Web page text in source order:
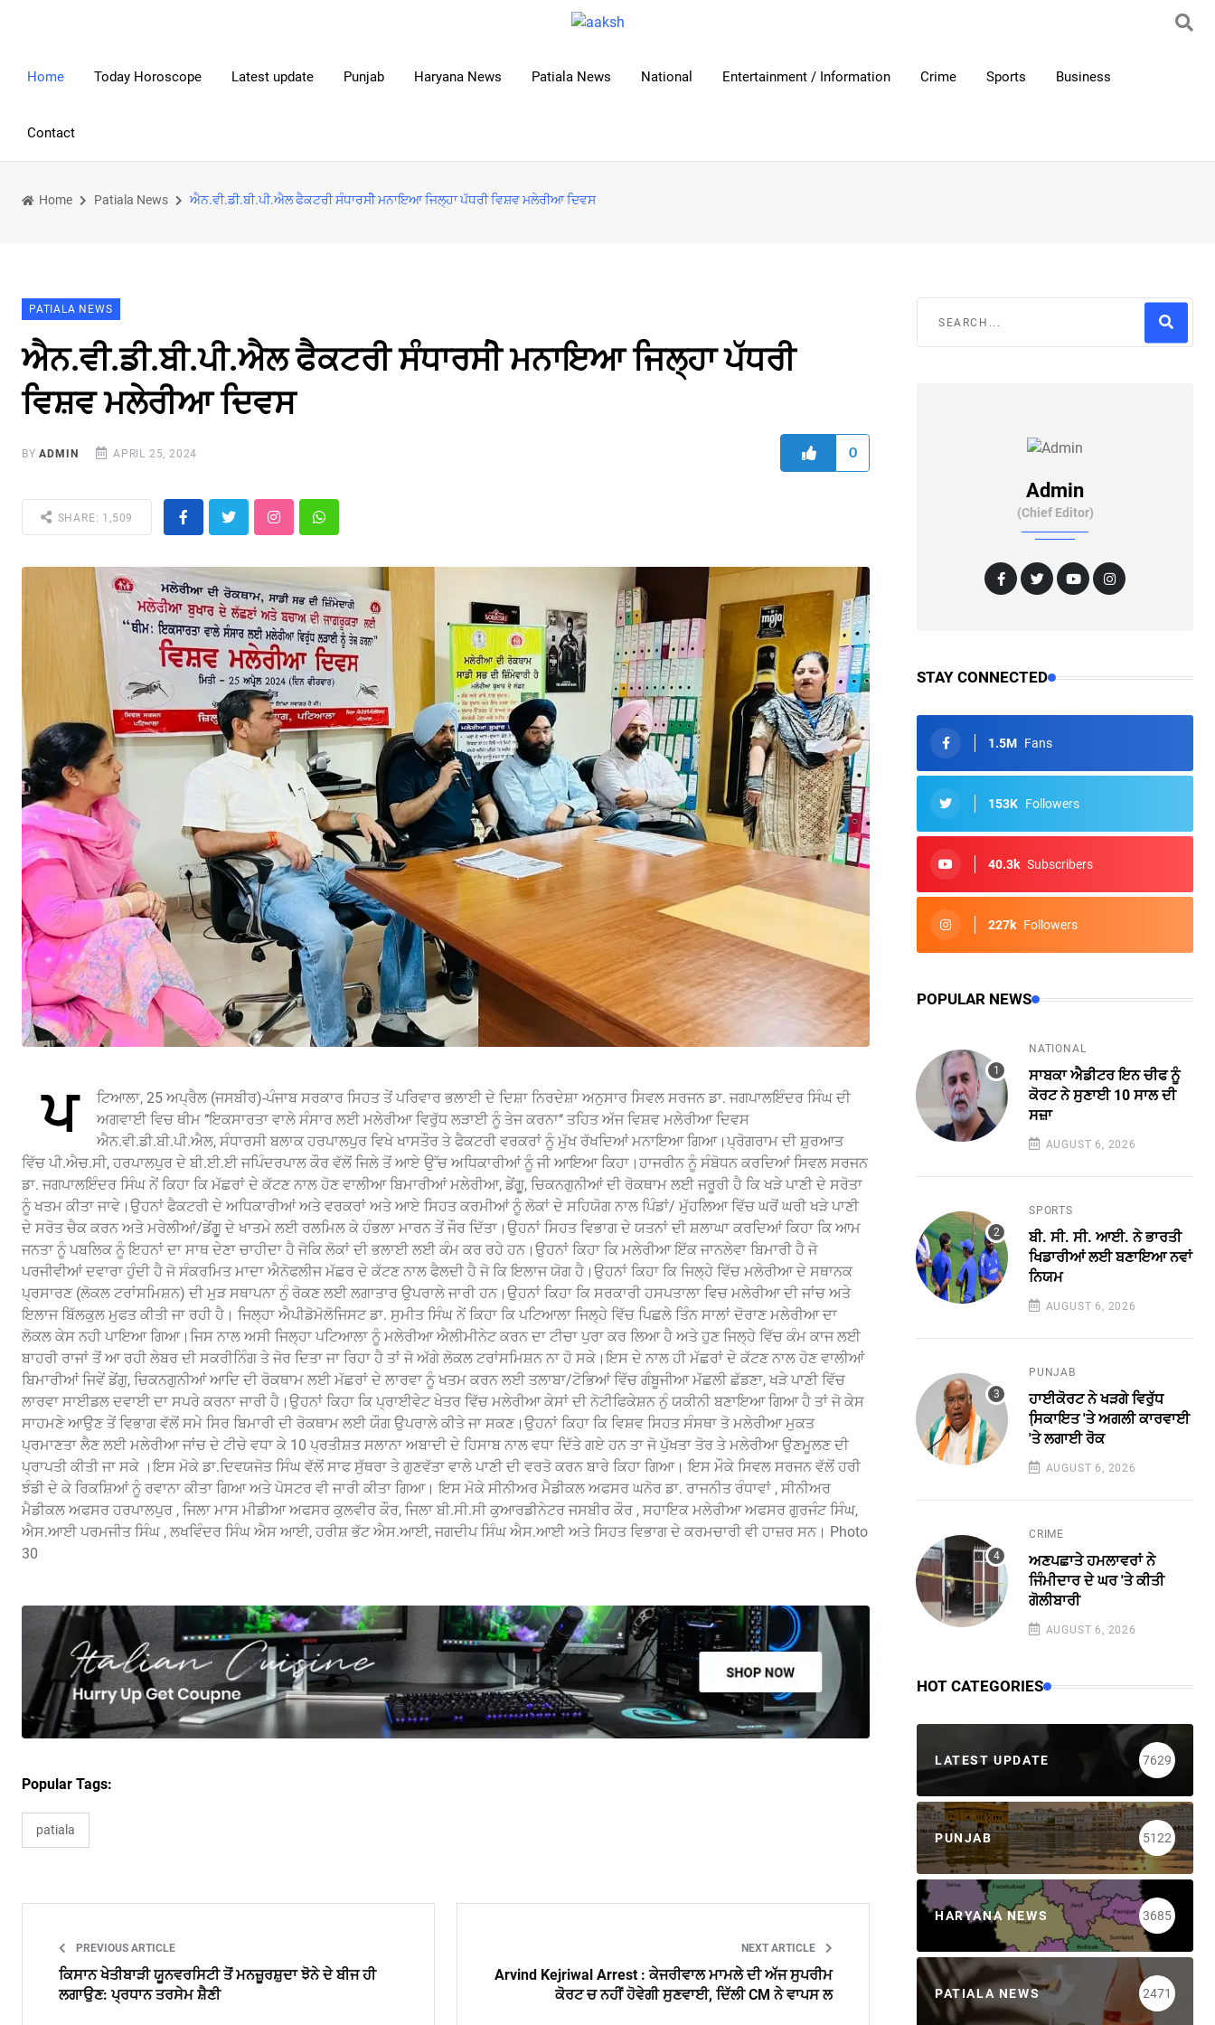
Home Today Horoscope Latest update Punjab Haryana News Patiala News National Entertainment / Information Crime Sports Business
Contact
Home Patiala News ਐਨ.ਵੀ.ਡੀ.ਬੀ.ਪੀ.ਐਲ ਫੈਕਟਰੀ ਸੰਧਾਰਸੀੇ ਮਨਾਇਆ ਜਿਲ੍ਹਾ ਪੱਧਰੀ ਵਿਸ਼ਵ ਮਲੇਰੀਆ ਦਿਵਸ
PATIALA NEWS
ਐਨ.ਵੀ.ਡੀ.ਬੀ.ਪੀ.ਐਲ ਫੈਕਟਰੀ ਸੰਧਾਰਸੀੇ ਮਨਾਇਆ ਜਿਲ੍ਹਾ ਪੱਧਰੀ
ਵਿਸ਼ਵ ਮਲੇਰੀਆ ਦਿਵਸ
BYADMIN APRIL 25, 2024 0
SHARE: 1,509
ਪ
ਟਿਆਲਾ, 25 ਅਪ੍ਰੈਲ (ਜਸਬੀਰ)-ਪੰਜਾਬ ਸਰਕਾਰ ਸਿਹਤ ਤੇਂ ਪਰਿਵਾਰ ਭਲਾਈ ਦੇ ਦਿਸ਼ਾ ਨਿਰਦੇਸ਼ਾ ਅਨੁਸਾਰ ਸਿਵਲ ਸਰਜਨ ਡਾ. ਜਗਪਾਲਇੰਦਰ ਸਿੰਘ ਦੀ
ਅਗਵਾਈ ਵਿਚ ਥੀਮ ‘‘ਇਕਸਾਰਤਾ ਵਾਲੇ ਸੰਸਾਰ ਲਈ ਮਲੇਰੀਆ ਵਿਰੁੱਧ ਲੜਾਈ ਨੂੰ ਤੇਜ ਕਰਨਾ‘‘ ਤਹਿਤ ਅੱਜ ਵਿਸ਼ਵ ਮਲੇਰੀਆ ਦਿਵਸ
ਐਨ.ਵੀ.ਡੀ.ਬੀ.ਪੀ.ਐਲ, ਸੰਧਾਰਸੀ ਬਲਾਕ ਹਰਪਾਲਪੁਰ ਵਿਖੇ ਖਾਸਤੌਰ ਤੇ ਫੈਕਟਰੀ ਵਰਕਰਾਂ ਨੂੰ ਮੁੱਖ ਰੱਖਦਿਆਂ ਮਨਾਇਆ ਗਿਆ।ਪ੍ਰੋਗਰਾਮ ਦੀ ਸ਼ੁਰਆਤ
ਵਿੱਚ ਪੀ.ਐਚ.ਸੀ, ਹਰਪਾਲਪੁਰ ਦੇ ਬੀ.ਈ.ਈ ਜਪਿੰਦਰਪਾਲ ਕੌਰ ਵੱਲੋਂ ਜਿਲੇ ਤੋਂ ਆਏ ਉੱਚ ਅਧਿਕਾਰੀਆਂ ਨੂੰ ਜੀ ਆਇਆ ਕਿਹਾ।ਹਾਜਰੀਨ ਨੂੰ ਸੰਬੋਧਨ ਕਰਦਿਆਂ ਸਿਵਲ ਸਰਜਨ
ਡਾ. ਜਗਪਾਲਇੰਦਰ ਸਿੰਘ ਨੇਂ ਕਿਹਾ ਕਿ ਮੱਛਰਾਂ ਦੇ ਕੱਟਣ ਨਾਲ ਹੋਣ ਵਾਲੀਆ ਬਿਮਾਰੀਆਂ ਮਲੇਰੀਆ, ਡੇਂਗੂੁ, ਚਿਕਨਗੁਨੀਆਂ ਦੀ ਰੋਕਥਾਮ ਲਈ ਜਰੂਰੀ ਹੈ ਕਿ ਖੜੇ ਪਾਣੀ ਦੇ ਸਰੋਤਾ
ਨੂੰ ਖਤਮ ਕੀਤਾ ਜਾਵੇ।ਉਹਨਾਂ ਫੈਕਟਰੀ ਦੇ ਅਧਿਕਾਰੀਆਂ ਅਤੇ ਵਰਕਰਾਂ ਅਤੇ ਆਏ ਸਿਹਤ ਕਰਮੀਆਂ ਨੂੰ ਲੋਕਾਂ ਦੇ ਸਹਿਯੋਗ ਨਾਲ ਪਿੰਡਾਂ/ ਮੁੱਹਲਿਆ ਵਿੱਚ ਘਰੋਂ ਘਰੀ ਖੜੇ ਪਾਣੀ
ਦੇ ਸਰੋਤ ਚੈਕ ਕਰਨ ਅਤੇ ਮਰੇਲੀਆਂ/ਡੇਂਗੂੁ ਦੇ ਖਾਤਮੇ ਲਈ ਰਲਮਿਲ ਕੇ ਹੰਭਲਾ ਮਾਰਨ ਤੇਂ ਜੌਰ ਦਿੱਤਾ।ਉਹਨਾਂ ਸਿਹਤ ਵਿਭਾਗ ਦੇ ਯਤਨਾਂ ਦੀ ਸ਼ਲਾਘਾ ਕਰਦਿਆਂ ਕਿਹਾ ਕਿ ਆਮ
ਜਨਤਾ ਨੂੰ ਪਬਲਿਕ ਨੂੰ ਇਹਨਾਂ ਦਾ ਸਾਥ ਦੇਣਾ ਚਾਹੀਦਾ ਹੈ ਜੋਕਿ ਲੋਕਾਂ ਦੀ ਭਲਾਈ ਲਈ ਕੰਮ ਕਰ ਰਹੇ ਹਨ।ਉਹਨਾਂ ਕਿਹਾ ਕਿ ਮਲੇਰੀਆ ਇੱਕ ਜਾਨਲੇਵਾ ਬਿਮਾਰੀ ਹੈ ਜੋ
ਪਰਜੀਵੀਆਂ ਦਵਾਰਾ ਹੁੰਦੀ ਹੈ ਜੋ ਸੰਕਰਮਿਤ ਮਾਦਾ ਐਨੋਫਲੀਜ ਮੱਛਰ ਦੇ ਕੱਟਣ ਨਾਲ ਫੈਲਦੀ ਹੈ ਜੋ ਕਿ ਇਲਾਜ ਯੋਗ ਹੈ।ਉਹਨਾਂ ਕਿਹਾ ਕਿ ਜਿਲ੍ਹੇ ਵਿੱਚ ਮਲੇਰੀਆ ਦੇ ਸਥਾਨਕ
ਪ੍ਰਸਾਰਣ (ਲੋਕਲ ਟਰਾਂਸਮਿਸ਼ਨ) ਦੀ ਮੁੜ ਸਥਾਪਨਾ ਨੁੰ ਰੋਕਣ ਲਈ ਲਗਾਤਾਰ ਉਪਰਾਲੇ ਜਾਰੀ ਹਨ।ਉਹਨਾਂ ਕਿਹਾ ਕਿ ਸਰਕਾਰੀ ਹਸਪਤਾਲਾ ਵਿਚ ਮਲੇਰੀਆ ਦੀ ਜਾਂਚ ਅਤੇ
ਇਲਾਜ ਬਿੱਲਕੁਲ ਮੁਫਤ ਕੀਤੀ ਜਾ ਰਹੀ ਹੈ। ਜਿਲ੍ਹਾ ਐਪੀਡੋਮੋਲੋਜਿਸਟ ਡਾ. ਸੁਮੀਤ ਸਿੰਘ ਨੇਂ ਕਿਹਾ ਕਿ ਪਟਿਆਲਾ ਜਿਲ੍ਹੇ ਵਿੱਚ ਪਿਛਲੇ ਤਿੰਨ ਸਾਲਾਂ ਦੋਰਾਣ ਮਲੇਰੀਆ ਦਾ
ਲੋਕਲ ਕੇਸ ਨਹੀ ਪਾਇਆ ਗਿਆ।ਜਿਸ ਨਾਲ ਅਸੀ ਜਿਲ੍ਹਾ ਪਟਿਆਲਾ ਨੂੰ ਮਲੇਰੀਆ ਐਲੀਮੀਨੇਟ ਕਰਨ ਦਾ ਟੀਚਾ ਪੁਰਾ ਕਰ ਲਿਆ ਹੈ ਅਤੇ ਹੁਣ ਜਿਲ੍ਹੇ ਵਿੱਚ ਕੰਮ ਕਾਜ ਲਈ
ਬਾਹਰੀ ਰਾਜਾਂ ਤੋਂ ਆ ਰਹੀ ਲੇਬਰ ਦੀ ਸਕਰੀਨਿੰਗ ਤੇ ਜੋਰ ਦਿਤਾ ਜਾ ਰਿਹਾ ਹੈ ਤਾਂ ਜੋ ਅੱਗੇ ਲੋਕਲ ਟਰਾਂਸਮਿਸ਼ਨ ਨਾ ਹੋ ਸਕੇ।ਇਸ ਦੇ ਨਾਲ ਹੀ ਮੱਛਰਾਂ ਦੇ ਕੱਟਣ ਨਾਲ ਹੋਣ ਵਾਲੀਆਂ
ਬਿਮਾਰੀਆਂ ਜਿਵੇਂ ਡੇਂਗੁ, ਚਿਕਨਗੁਨੀਆਂ ਆਦਿ ਦੀ ਰੋਕਥਾਮ ਲਈ ਮੱਛਰਾਂ ਦੇ ਲਾਰਵਾ ਨੂੰ ਖਤਮ ਕਰਨ ਲਈ ਤਲਾਬਾ/ਟੋਭਿਆਂ ਵਿੱਚ ਗੰਬੂਜੀਆ ਮੱਛਲੀ ਛੱਡਣਾ, ਖੜੇ ਪਾਣੀ ਵਿੱਚ
ਲਾਰਵਾ ਸਾਈਡਲ ਦਵਾਈ ਦਾ ਸਪਰੇ ਕਰਨਾ ਜਾਰੀ ਹੈ।ਉਹਨਾਂ ਕਿਹਾ ਕਿ ਪ੍ਰਾਈਵੇਟ ਖੇਤਰ ਵਿੱਚ ਮਲੇਰੀਆ ਕੇਸਾਂ ਦੀ ਨੋਟੀਫਿਕੇਸ਼ਨ ਨੁੰ ਯਕੀਨੀ ਬਣਾਇਆ ਗਿਆ ਹੈ ਤਾਂ ਜੋ ਕੇਸ
ਸਾਹਮਣੇ ਆਉਣ ਤੇਂ ਵਿਭਾਗ ਵੱਲੋਂ ਸਮੇ ਸਿਰ ਬਿਮਾਰੀ ਦੀ ਰੋਕਥਾਮ ਲਈ ਯੌਗ ਉਪਰਾਲੇ ਕੀਤੇ ਜਾ ਸਕਣ।ਉਹਨਾਂ ਕਿਹਾ ਕਿ ਵਿਸ਼ਵ ਸਿਹਤ ਸੰਸਥਾ ਤੋ ਮਲੇਰੀਆ ਮੁਕਤ
ਪ੍ਰਮਾਣਤਾ ਲੈਣ ਲਈ ਮਲੇਰੀਆ ਜਾਂਚ ਦੇ ਟੀਚੇ ਵਧਾ ਕੇ 10 ਪ੍ਰਤੀਸ਼ਤ ਸਲਾਨਾ ਅਬਾਦੀ ਦੇ ਹਿਸਾਬ ਨਾਲ ਵਧਾ ਦਿੱਤੇ ਗਏ ਹਨ ਤਾ ਜੋ ਪੁੱਖਤਾ ਤੋਰ ਤੇ ਮਲੇਰੀਆ ਉਣਮੂਲਣ ਦੀ
ਪ੍ਰਾਪਤੀ ਕੀਤੀ ਜਾ ਸਕੇ ।ਇਸ ਮੋਕੇ ਡਾ.ਦਿਵਯਜੋਤ ਸਿੰਘ ਵੱਲੋਂ ਸਾਫ ਸੁੱਥਰਾ ਤੇ ਗੁਣਵੱਤਾ ਵਾਲੇ ਪਾਣੀ ਦੀ ਵਰਤੋ ਕਰਨ ਬਾਰੇ ਕਿਹਾ ਗਿਆ। ਇਸ ਮੌਕੇ ਸਿਵਲ ਸਰਜਨ ਵੱਲੋਂ ਹਰੀ
ਝੰਡੀ ਦੇ ਕੇ ਰਿਕਸ਼ਿਆਂ ਨੂੰ ਰਵਾਨਾ ਕੀਤਾ ਗਿਆ ਅਤੇ ਪੋਸਟਰ ਵੀ ਜਾਰੀ ਕੀਤਾ ਗਿਆ। ਇਸ ਮੋਕੇ ਸੀਨੀਅਰ ਮੈਡੀਕਲ ਅਫਸਰ ਘਨੋਰ ਡਾ. ਰਾਜਨੀਤ ਰੰਧਾਵਾਂ , ਸੀਨੀਅਰ
ਮੈਡੀਕਲ ਅਫਸਰ ਹਰਪਾਲਪੁਰ , ਜਿਲਾ ਮਾਸ ਮੀਡੀਆ ਅਫਸਰ ਕੁਲਵੀਰ ਕੌਰ, ਜਿਲਾ ਬੀ.ਸੀ.ਸੀ ਕੁਆਰਡੀਨੇਟਰ ਜਸਬੀਰ ਕੌਰ , ਸਹਾਇਕ ਮਲੇਰੀਆ ਅਫਸਰ ਗੁਰਜੰਟ ਸਿੰਘ,
ਐਸ.ਆਈ ਪਰਮਜੀਤ ਸਿੰਘ , ਲਖਵਿੰਦਰ ਸਿੰਘ ਐਸ ਆਈ, ਹਰੀਸ਼ ਭੱਟ ਐਸ.ਆਈ, ਜਗਦੀਪ ਸਿੰਘ ਐਸ.ਆਈ ਅਤੇ ਸਿਹਤ ਵਿਭਾਗ ਦੇ ਕਰਮਚਾਰੀ ਵੀ ਹਾਜ਼ਰ ਸਨ। Photo
30
Popular Tags:
patiala
PREVIOUS ARTICLE
ਕਿਸਾਨ ਖੇਤੀਬਾੜੀ ਯੂਨਵਰਸਿਟੀ ਤੋਂ ਮਨਜ਼ੂਰਸ਼ੁਦਾ ਝੋਨੇ ਦੇ ਬੀਜ ਹੀ
ਲਗਾਉਣ: ਪ੍ਰਧਾਨ ਤਰਸੇਮ ਸ਼ੈਣੀ
NEXT ARTICLE
Arvind Kejriwal Arrest : ਕੇਜਰੀਵਾਲ ਮਾਮਲੇ ਦੀ ਅੱਜ ਸੁਪਰੀਮ
ਕੋਰਟ ਚ ਨਹੀਂ ਹੋਵੇਗੀ ਸੁਣਵਾਈ, ਦਿੱਲੀ CM ਨੇ ਵਾਪਸ ਲ
Admin
(Chief Editor)
STAY CONNECTED
1.5M Fans
153K Followers
40.3k Subscribers
227k Followers
POPULAR NEWS
NATIONAL
ਸਾਬਕਾ ਐਡੀਟਰ ਇਨ ਚੀਫ ਨੂੰ
ਕੋਰਟ ਨੇ ਸੁਣਾਈ 10 ਸਾਲ ਦੀ
ਸਜ਼ਾ
AUGUST 6, 2026
SPORTS
ਬੀ. ਸੀ. ਸੀ. ਆਈ. ਨੇ ਭਾਰਤੀ
ਖਿਡਾਰੀਆਂ ਲਈ ਬਣਾਇਆ ਨਵਾਂ
ਨਿਯਮ
AUGUST 6, 2026
PUNJAB
ਹਾਈਕੋਰਟ ਨੇ ਖੜਗੇ ਵਿਰੁੱਧ
ਸਿ਼ਕਾਇਤ 'ਤੇ ਅਗਲੀ ਕਾਰਵਾਈ
'ਤੇ ਲਗਾਈ ਰੋਕ
AUGUST 6, 2026
CRIME
ਅਣਪਛਾਤੇ ਹਮਲਾਵਰਾਂ ਨੇ
ਜਿੰਮੀਦਾਰ ਦੇ ਘਰ 'ਤੇ ਕੀਤੀ
ਗੋਲੀਬਾਰੀ
AUGUST 6, 2026
HOT CATEGORIES
LATEST UPDATE 7629
PUNJAB 5122
HARYANA NEWS 3685
PATIALA NEWS 2471